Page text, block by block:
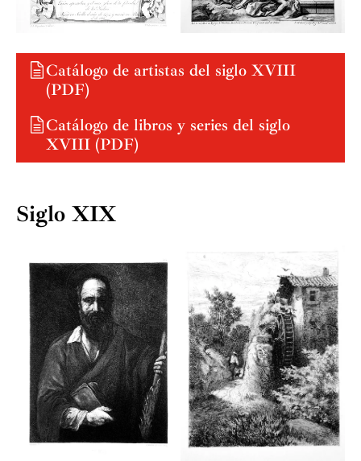
Catálogo de artistas del siglo XVIII
(PDF)
Catálogo de libros y series del siglo
XVIII (PDF)
Siglo XIX